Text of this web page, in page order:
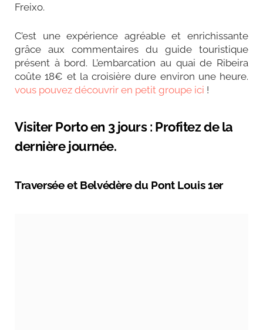
Freixo.
C’est une expérience agréable et enrichissante
grâce aux commentaires du guide touristique
présent à bord. L’embarcation au quai de Ribeira
coûte 18€ et la croisière dure environ une heure.
vous pouvez découvrir en petit groupe ici !
Visiter Porto en 3 jours: Profitez de la
dernière journée.
Traversée et Belvédère du Pont Louis 1er